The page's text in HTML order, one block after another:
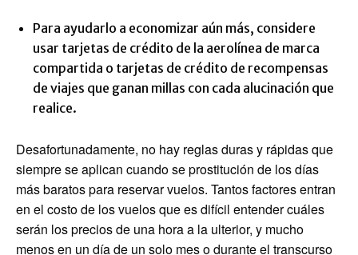
Para ayudarlo a economizar aún más, considere
usar tarjetas de crédito de la aerolínea de marca
compartida o tarjetas de crédito de recompensas
de viajes que ganan millas con cada alucinación que
realice.
Desafortunadamente, no hay reglas duras y rápidas que
siempre se aplican cuando se prostitución de los días
más baratos para reservar vuelos. Tantos factores entran
en el costo de los vuelos que es difícil entender cuáles
serán los precios de una hora a la ulterior, y mucho
menos en un día de un solo mes o durante el transcurso